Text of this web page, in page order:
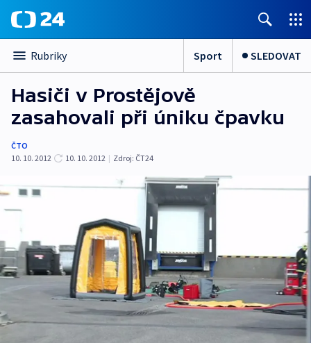
Rubriky Sport SLEDOVAT
Hasiči v Prostějově
zasahovali při úniku čpavku
ČTO
10. 10. 2012
10. 10. 2012 | Zdroj: ČT24